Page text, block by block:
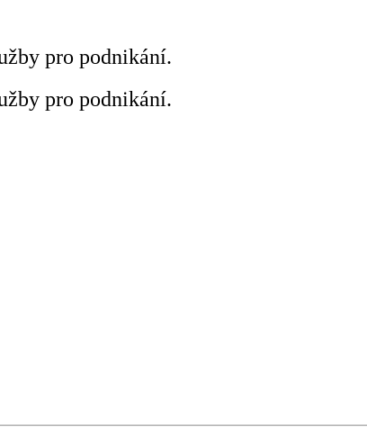
pro podnikání.
pro podnikání.